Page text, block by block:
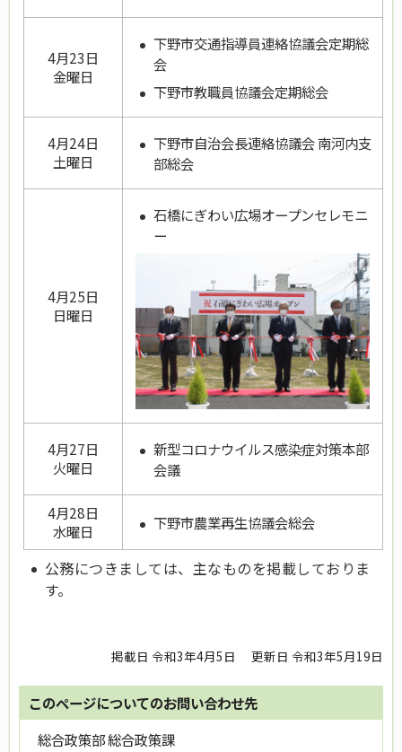
4月23日
金曜日
下野市交通指導員連絡協議会定期総
会
下野市教職員協議会定期総会
4月24日
土曜日
下野市自治会長連絡協議会 南河内支
部総会
4月25日
日曜日
石橋にぎわい広場オープンセレモニ
ー
4月27日
火曜日
新型コロナウイルス感染症対策本部
会議
4月28日
水曜日
下野市農業再生協議会総会
公務につきましては、主なものを掲載しておりま
す。
掲載日 令和3年4月5日 更新日 令和3年5月19日
このページについてのお問い合わせ先
総合政策部 総合政策課